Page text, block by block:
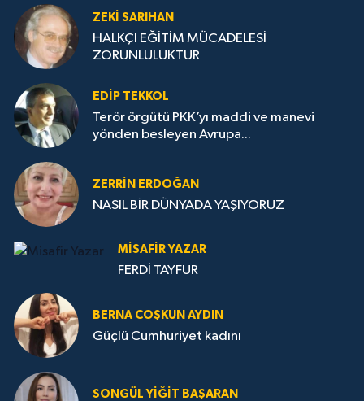
ZEKI SARIHAN
HALKÇI EĞİTİM MÜCADELESİ
ZORUNLULUKTUR
EDIP TEKKOL
Terör örgütü PKK’yı maddi ve manevi
yönden besleyen Avrupa...
ZERRIN ERDOĞAN
NASIL BİR DÜNYADA YAŞIYORUZ
MISAFIR YAZAR
FERDİ TAYFUR
BERNA COŞKUN AYDIN
Güçlü Cumhuriyet kadını
SONGÜL YIĞIT BAŞARAN